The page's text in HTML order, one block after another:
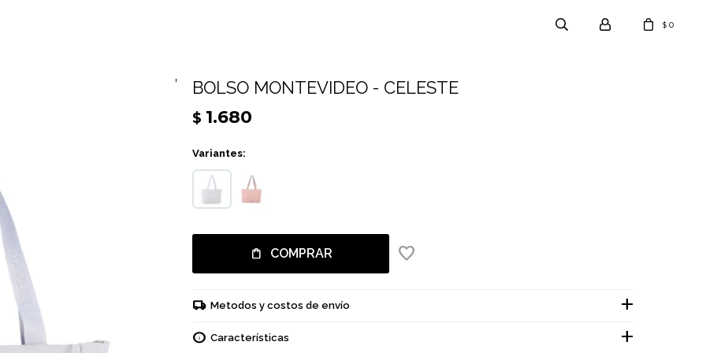
$ 0
BOLSO MONTEVIDEO - CELESTE
$ 1.680
Variantes:
COMPRAR
Metodos y costos de envío
Características